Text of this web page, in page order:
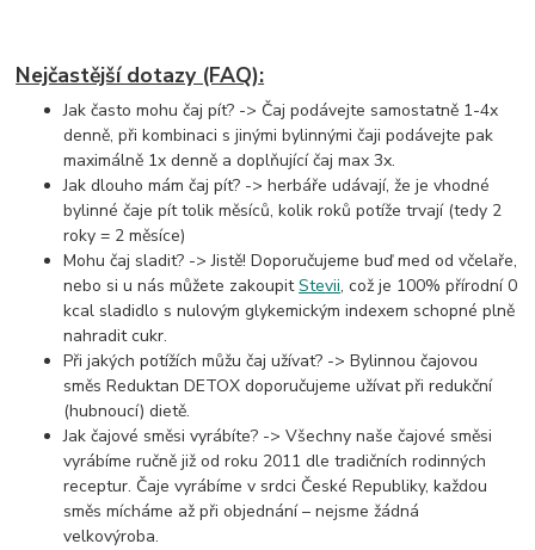
Nejčastější dotazy (FAQ):
Jak často mohu čaj pít? -> Čaj podávejte samostatně 1-4x
denně, při kombinaci s jinými bylinnými čajipodávejte pak
maximálně 1x denně a doplňující čaj max 3x.
Jak dlouho mám čaj pít? -> herbáře udávají, že je vhodné
bylinné čaje pít tolik měsíců, kolik roků potíže trvají (tedy 2
roky = 2 měsíce)
Mohu čaj sladit? -> Jistě! Doporučujeme buď med od včelaře,
nebo si u nás můžete zakoupitStevii, což je 100% přírodní 0
kcal sladidlo s nulovým glykemickým indexem schopné plně
nahradit cukr.
Při jakých potížích můžu čaj užívat? -> Bylinnou čajovou
směs Reduktan DETOX doporučujeme užívat při redukční
(hubnoucí) dietě.
Jak čajové směsi vyrábíte? -> Všechny naše čajové směsi
vyrábíme ručně již od roku 2011 dle tradičních rodinných
receptur. Čaje vyrábíme v srdci České Republiky, každou
směs mícháme až při objednání – nejsme žádná
velkovýroba.